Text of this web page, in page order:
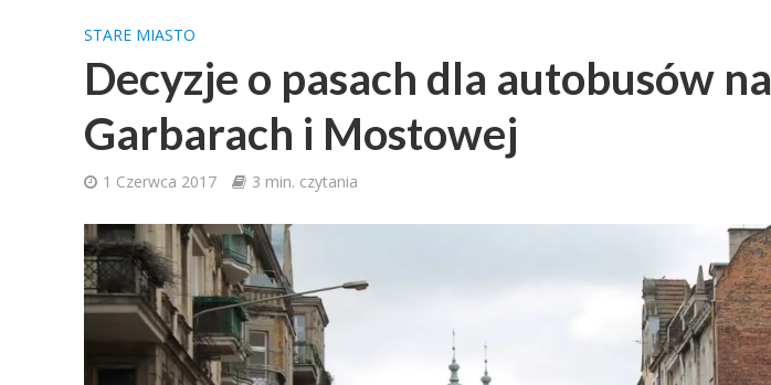
STARE MIASTO
Decyzje o pasach dla autobusów na
Garbarach i Mostowej
1 Czerwca 2017 3 min. czytania